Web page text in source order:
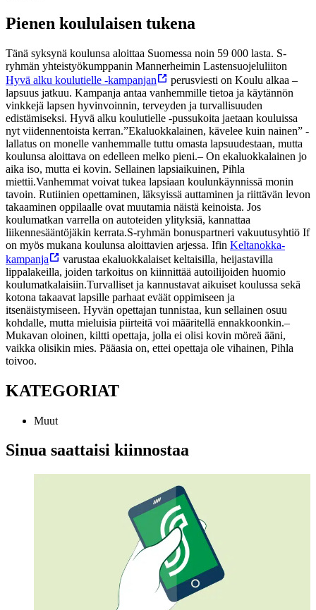
Pienen koululaisen tukena
Tänä syksynä koulunsa aloittaa Suomessa noin 59 000 lasta. S-
ryhmän yhteistyökumppanin Mannerheimin Lastensuojeluliiton
Hyvä alku koulutielle -kampanjan
perusviesti on Koulu alkaa –
lapsuus jatkuu. Kampanja antaa vanhemmille tietoa ja käytännön
vinkkejä lapsen hyvinvoinnin, terveyden ja turvallisuuden
edistämiseksi. Hyvä alku koulutielle -pussukoita jaetaan kouluissa
nyt viidennentoista kerran.”Ekaluokkalainen, kävelee kuin nainen” -
lallatus on monelle vanhemmalle tuttu omasta lapsuudestaan, mutta
koulunsa aloittava on edelleen melko pieni.– On ekaluokkalainen jo
aika iso, mutta ei kovin. Sellainen lapsiaikuinen, Pihla
miettii.Vanhemmat voivat tukea lapsiaan koulunkäynnissä monin
tavoin. Rutiinien opettaminen, läksyissä auttaminen ja riittävän levon
takaaminen oppilaalle ovat muutamia näistä keinoista. Jos
koulumatkan varrella on autoteiden ylityksiä, kannattaa
liikennesääntöjäkin kerrata.S-ryhmän bonuspartneri vakuutusyhtiö If
on myös mukana koulunsa aloittavien arjessa. Ifin Keltanokka-
kampanja
varustaa ekaluokkalaiset keltaisilla, heijastavilla
lippalakeilla, joiden tarkoitus on kiinnittää autoilijoiden huomio
koulumatkalaisiin.Turvalliset ja kannustavat aikuiset koulussa sekä
kotona takaavat lapsille parhaat eväät oppimiseen ja
itsenäistymiseen. Hyvän opettajan tunnistaa, kun sellainen osuu
kohdalle, mutta mieluisia piirteitä voi määritellä ennakkoonkin.–
Mukavan oloinen, kiltti opettaja, jolla ei olisi kovin möreä ääni,
vaikka olisikin mies. Pääasia on, ettei opettaja ole vihainen, Pihla
toivoo.
KATEGORIAT
Muut
Sinua saattaisi kiinnostaa